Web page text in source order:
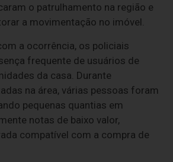
o patrulhamento na região e
a movimentação no imóvel.
a ocorrência, os policiais
frequente de usuários de
da casa. Durante
na área, várias pessoas foram
pequenas quantias em
notas de baixo valor,
compatível com a compra de